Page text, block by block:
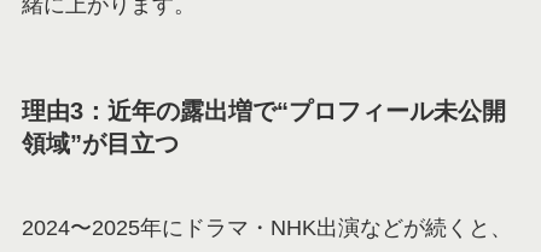
緒に上がります。
理由3：近年の露出増で“プロフィール未公開
領域”が目立つ
2024〜2025年にドラマ・NHK出演などが続くと、